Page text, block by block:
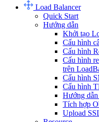
Load Balancer
Quick Start
Hướng dẫn
Khởi tạo
Cấu hình
Cấu hình
Cấu hình
trên
Cấu hình
Cấu hình
Hướng
Tích hợp
Upload